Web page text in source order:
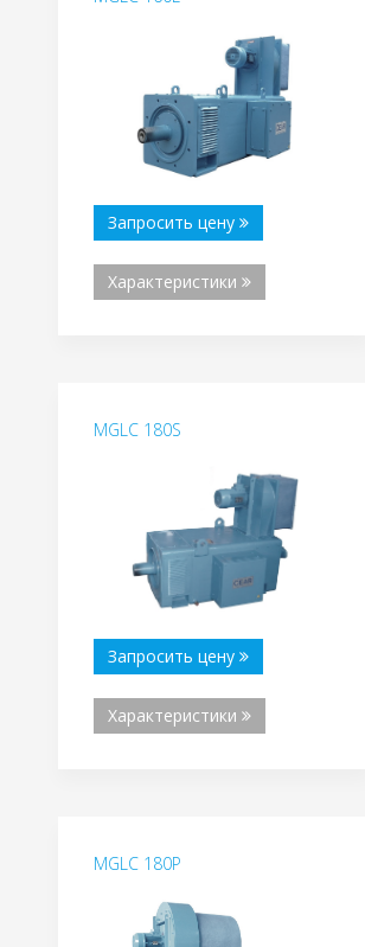
Запросить цену
Характеристики
MGLC 180S
Запросить цену
Характеристики
MGLC 180P